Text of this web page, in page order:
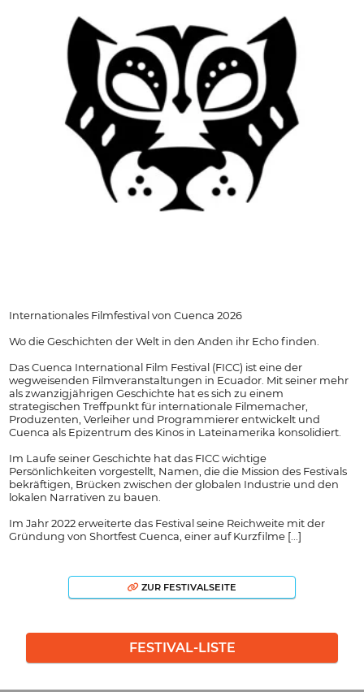
Internationales Filmfestival von Cuenca 2026
Wo die Geschichten der Welt in den Anden ihr Echo finden.
Das Cuenca International Film Festival (FICC) ist eine der
wegweisenden Filmveranstaltungen in Ecuador. Mit seiner mehr
als zwanzigjährigen Geschichte hat es sich zu einem
strategischen Treffpunkt für internationale Filmemacher,
Produzenten, Verleiher und Programmierer entwickelt und
Cuenca als Epizentrum des Kinos in Lateinamerika konsolidiert.
Im Laufe seiner Geschichte hat das FICC wichtige
Persönlichkeiten vorgestellt, Namen, die die Mission des Festivals
bekräftigen, Brücken zwischen der globalen Industrie und den
lokalen Narrativen zu bauen.
Im Jahr 2022 erweiterte das Festival seine Reichweite mit der
Gründung von Shortfest Cuenca, einer auf Kurzfilme [...]
ZUR FESTIVALSEITE
FESTIVAL-LISTE